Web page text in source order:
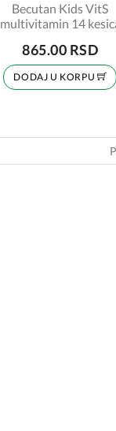
Becutan Kids VitS
multivitamin 14
865.00 RSD
DODAJ U KORPU